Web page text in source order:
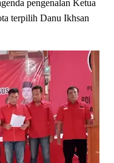
pengenalan Ketua
terpilih Danu Ikhsan